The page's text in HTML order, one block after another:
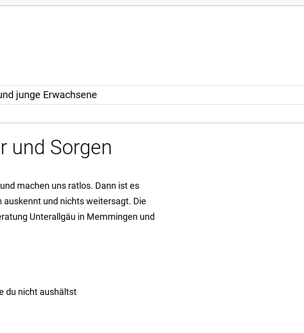
junge Erwachsene
und Sorgen
machen uns ratlos. Dann ist es
und nichts weitersagt. Die
Unterallgäu in Memmingen und
du nicht aushältst